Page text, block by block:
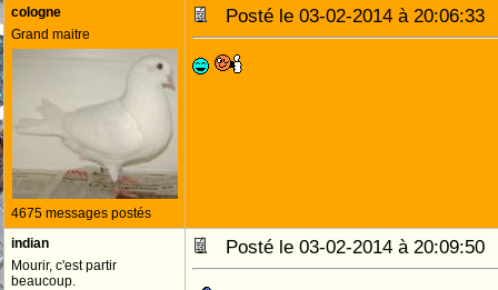
cologne
Grand maitre
4675 messages postés
Posté le 03-02-2014 à
indian
Mourir, c'est partir
beaucoup.
Posté le 03-02-2014 à